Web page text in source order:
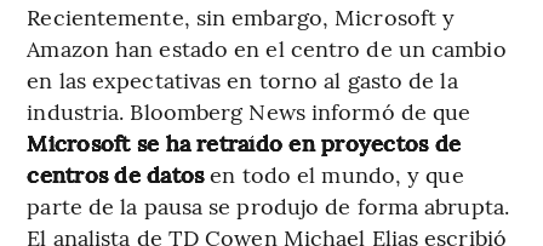
Recientemente, sin embargo, Microsoft y
Amazon han estado en el centro de un cambio
en las expectativas en torno al gasto de la
industria. Bloomberg News informó de que
Microsoft se ha retraído en proyectos de
centros de datosen todo el mundo, y que
parte de la pausa se produjo de forma abrupta.
El analista de TD Cowen Michael Elias escribió